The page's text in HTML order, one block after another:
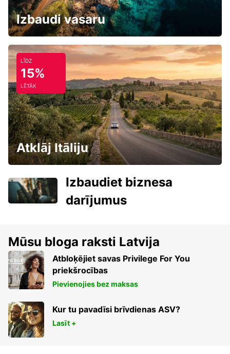
Izbaudi vasaru
LĪDZ
15%
LĒTĀK
Atklāj Itāliju
Izbaudiet biznesa
darījumus
Mūsu bloga raksti Latvija
Atbloķējiet savas Privilege For You
priekšrocības
Pievienojies bez maksas
Kur tu pavadīsi brīvdienas ASV?
Lasīt +